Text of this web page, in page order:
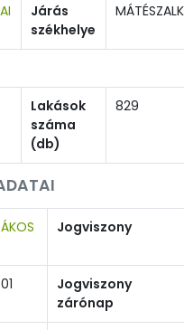
Járás
székhelye
Lakások
száma
(db)
829
Jogviszony
Jogviszony
zárónap